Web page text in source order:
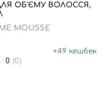
ОБ'ЄМУ ВОЛОССЯ,
MOUSSE
+49 кешбек
0 (0)